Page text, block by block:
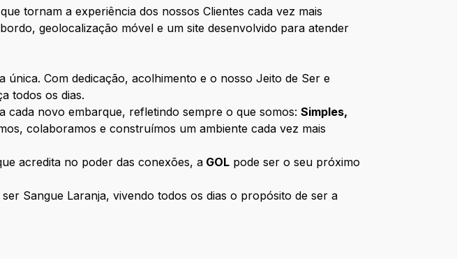
tornam a experiência dos nossos Clientes cada vez mais
geolocalização móvel e um site desenvolvido para atender
única. Com dedicação, acolhimento e o nosso Jeito de Ser e
todos os dias.
cada novo embarque, refletindo sempre o que somos:Simples,
colaboramos e construímos um ambiente cada vez mais
acredita no poder das conexões, a GOL pode ser o seu próximo
Sangue Laranja, vivendo todos os dias o propósito de ser a